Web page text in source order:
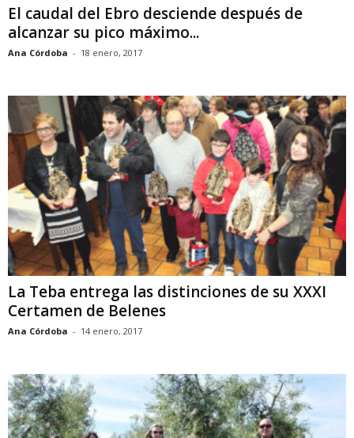
El caudal del Ebro desciende después de
alcanzar su pico máximo...
Ana Córdoba - 18 enero, 2017
La Teba entrega las distinciones de su XXXI
Certamen de Belenes
Ana Córdoba - 14 enero, 2017